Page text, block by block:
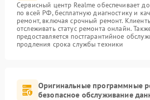
Сервисный центр Realme обеспечивает
по всей РФ, бесплатную диагностику и
ремонт, включая срочный ремонт.
отслеживать статус ремонта онлайн.
предоставляется постгарантийное
продления срока службы техники
Оригинальные программные
безопасное обслуживание